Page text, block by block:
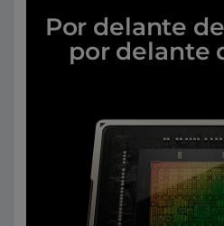
Por delante
por delante